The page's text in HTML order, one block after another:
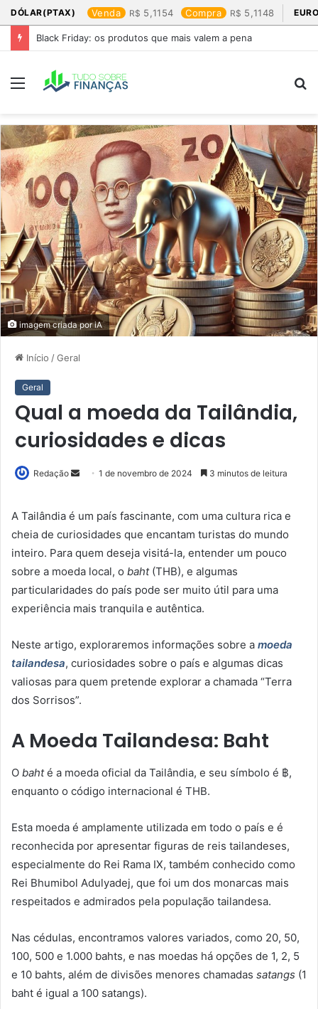
DÓLAR(PTAX) Venda 5,1154 Compra 5,1148
Black Friday: os produtos que mais valem a pena
Menu
imagem criada por iA
Início /Geral
Geral
Qual a moeda da Tailândia,
curiosidades e dicas
Redação
Mande1 de novembro de 2024 3 minutos de leitura
A Tailândia é um país fascinante, com uma cultura rica e
cheia de curiosidades que encantam turistas do mundo
inteiro. Para quem deseja visitá-la, entender um pouco
sobre a moeda local, o baht(THB), e algumas
particularidades do país pode ser muito útil para uma
experiência mais tranquila e autêntica.
Neste artigo, exploraremos informações sobre a moeda
tailandesa, curiosidades sobre o país e algumas dicas
valiosas para quem pretende explorar a chamada “Terra
dos Sorrisos”.
A Moeda Tailandesa: Baht
O bahté a moeda oficial da Tailândia, e seu símbolo é ฿,
enquanto o código internacional é THB.
Esta moeda é amplamente utilizada em todo o país e é
reconhecida por apresentar figuras de reis tailandeses,
especialmente do Rei Rama IX, também conhecido como
Rei Bhumibol Adulyadej, que foi um dos monarcas mais
respeitados e admirados pela população tailandesa.
Nas cédulas, encontramos valores variados, como 20, 50,
100, 500 e 1.000 bahts, e nas moedas há opções de 1, 2, 5
e 10 bahts, além de divisões menores chamadas satangs (1
baht é igual a 100 satangs).